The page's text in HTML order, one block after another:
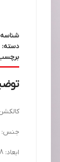
دسته:
کالکشن
جنس:
ابعاد: 208 در 63 سانتی متر